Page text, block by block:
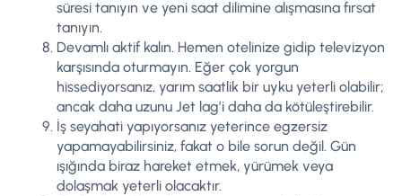
süresi tanıyın ve yeni saat dilimine alışmasına fırsat
tanıyın.
Devamlı aktif kalın. Hemen otelinize gidip televizyon
karşısında oturmayın. Eğer çok yorgun
hissediyorsanız, yarım saatlik bir uyku yeterli olabilir;
ancak daha uzunu Jet lag’i daha da kötüleştirebilir.
İş seyahati yapıyorsanız yeterince egzersiz
yapamayabilirsiniz, fakat o bile sorun değil. Gün
ışığında biraz hareket etmek, yürümek veya
dolaşmak yeterli olacaktır.